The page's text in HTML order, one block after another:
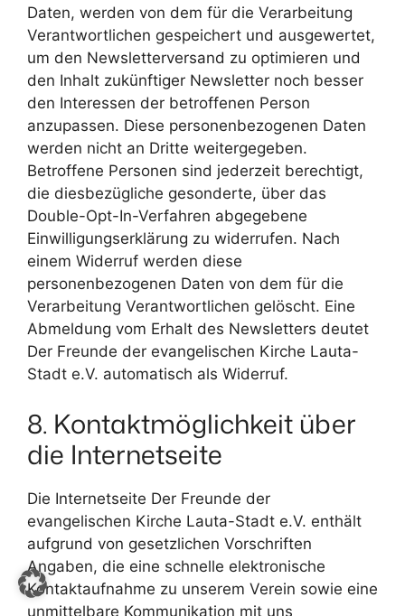
Daten, werden von dem für die Verarbeitung
Verantwortlichen gespeichert und ausgewertet,
um den Newsletterversand zu optimieren und
den Inhalt zukünftiger Newsletter noch besser
den Interessen der betroffenen Person
anzupassen. Diese personenbezogenen Daten
werden nicht an Dritte weitergegeben.
Betroffene Personen sind jederzeit berechtigt,
die diesbezügliche gesonderte, über das
Double-Opt-In-Verfahren abgegebene
Einwilligungserklärung zu widerrufen. Nach
einem Widerruf werden diese
personenbezogenen Daten von dem für die
Verarbeitung Verantwortlichen gelöscht. Eine
Abmeldung vom Erhalt des Newsletters deutet
Der Freunde der evangelischen Kirche Lauta-
Stadt e.V. automatisch als Widerruf.
8. Kontaktmöglichkeit über
die Internetseite
Die Internetseite Der Freunde der
evangelischen Kirche Lauta-Stadt e.V. enthält
aufgrund von gesetzlichen Vorschriften
Angaben, die eine schnelle elektronische
Kontaktaufnahme zu unserem Verein sowie eine
unmittelbare Kommunikation mit uns